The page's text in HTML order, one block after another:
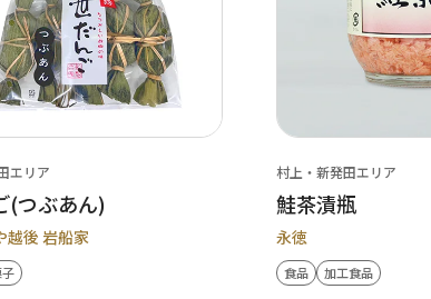
エリア
(つぶあん)
越後 岩船家
村上・新発田エリア
鮭茶漬瓶
永徳
食品 加工食品